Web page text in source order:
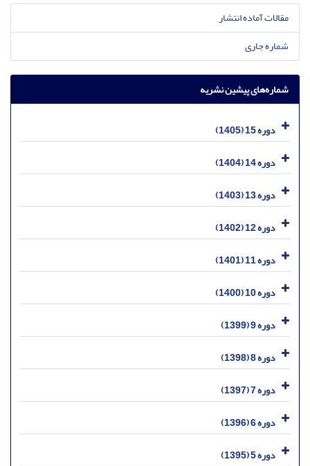
مقالات آماده انتشار
شماره جاری
شماره‌های پیشین نشریه
دوره 15 (1405)
دوره 14 (1404)
دوره 13 (1403)
دوره 12 (1402)
دوره 11 (1401)
دوره 10 (1400)
دوره 9 (1399)
دوره 8 (1398)
دوره 7 (1397)
دوره 6 (1396)
دوره 5 (1395)